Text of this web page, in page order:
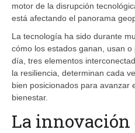
motor de la disrupción
está afectando el panorama
La tecnología ha sido durante
cómo los estados ganan, usan
día, tres elementos
la resiliencia, determinan cada
bien posicionados para avanzar
bienestar.
La innovación